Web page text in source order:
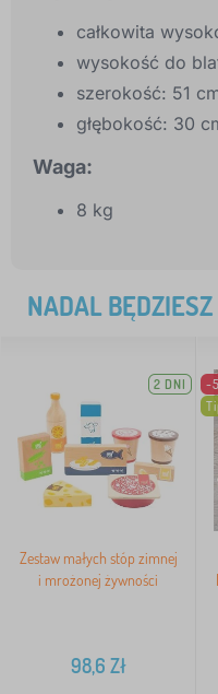
całkowita
wysokość do
szerokość: 51
głębokość: 30
Waga:
8 kg
NADAL
2 DNI
Zestaw małych stóp zimnej
i mrożonej żywności
98,6 Zł
-